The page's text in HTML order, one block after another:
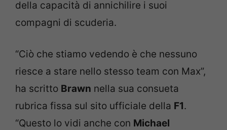
della capacità di annichilire i suoi
compagni di scuderia.
“Ciò che stiamo vedendo è che nessuno
riesce a stare nello stesso team con Max”,
ha scritto Brawn nella sua consueta
rubrica fissa sul sito ufficiale della F1.
“Questo lo vidi anche con Michael